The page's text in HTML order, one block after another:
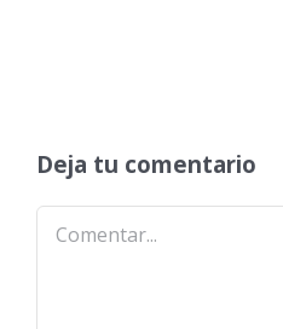
Deja tu comentario
Comentar